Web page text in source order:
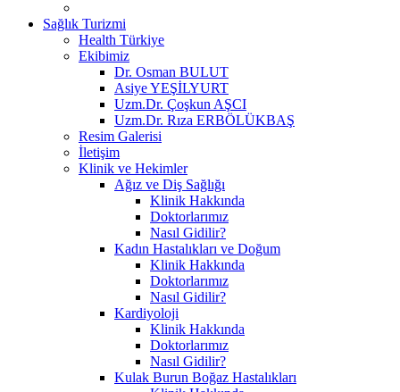
Sağlık Turizmi
Health Türkiye
Ekibimiz
Dr. Osman BULUT
Asiye YEŞİLYURT
Uzm.Dr. Çoşkun AŞCI
Uzm.Dr. Rıza ERBÖLÜKBAŞ
Resim Galerisi
İletişim
Klinik ve Hekimler
Ağız ve Diş Sağlığı
Klinik Hakkında
Doktorlarımız
Nasıl Gidilir?
Kadın Hastalıkları ve Doğum
Klinik Hakkında
Doktorlarımız
Nasıl Gidilir?
Kardiyoloji
Klinik Hakkında
Doktorlarımız
Nasıl Gidilir?
Kulak Burun Boğaz Hastalıkları